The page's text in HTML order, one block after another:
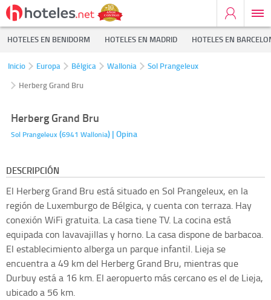
HOTELES EN BENIDORM HOTELES EN MADRID HOTELES EN
Inicio Europa Bélgica Wallonia
Sol Prangeleux
Herberg Grand Bru
Herberg Grand Bru
Sol Prangeleux (6941 Wallonia) | Opina
DESCRIPCIÓN
El Herberg Grand Bru está situado en Sol Prangeleux, en la
región de Luxemburgo de Bélgica, y cuenta con terraza. Hay
conexión WiFi gratuita. La casa tiene TV. La cocina está
equipada con lavavajillas y horno. La casa dispone de barbacoa.
El establecimiento alberga un parque infantil. Lieja se
encuentra a 49 km del Herberg Grand Bru, mientras que
Durbuy está a 16 km. El aeropuerto más cercano es el de Lieja,
ubicado a 56 km.